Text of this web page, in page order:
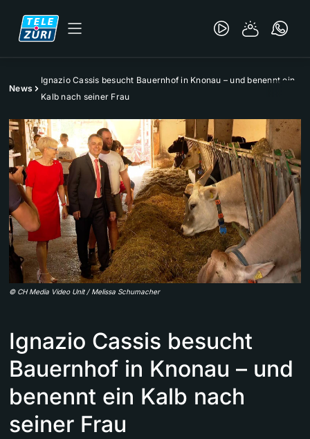
News
Ignazio Cassis besucht Bauernhof in Knonau – und benennt ein
Kalb nach seiner Frau
© CH Media Video Unit / Melissa Schumacher
Ignazio Cassis besucht
Bauernhof in Knonau – und
benennt ein Kalb nach
seiner Frau